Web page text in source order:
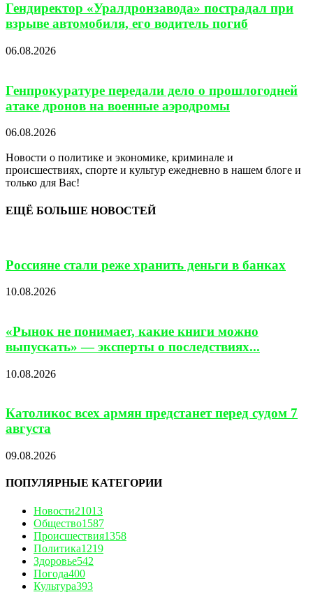
Гендиректор «Уралдронзавода» пострадал при
взрыве автомобиля, его водитель погиб
06.08.2026
Генпрокуратуре передали дело о прошлогодней
атаке дронов на военные аэродромы
06.08.2026
Новости о политике и экономике, криминале и
происшествиях, спорте и культур ежедневно в нашем блоге и
только для Вас!
ЕЩЁ БОЛЬШЕ НОВОСТЕЙ
Россияне стали реже хранить деньги в банках
10.08.2026
«Рынок не понимает, какие книги можно
выпускать» — эксперты о последствиях...
10.08.2026
Католикос всех армян предстанет перед судом 7
августа
09.08.2026
ПОПУЛЯРНЫЕ КАТЕГОРИИ
Новости21013
Общество1587
Происшествия1358
Политика1219
Здоровье542
Погода400
Культура393